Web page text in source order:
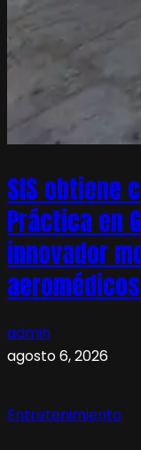
SIS obtiene
Práctica en
innovador
admin
agosto 6, 2026
Entretenimiento